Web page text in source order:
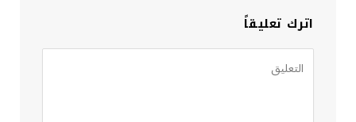
اترك تعليقاً